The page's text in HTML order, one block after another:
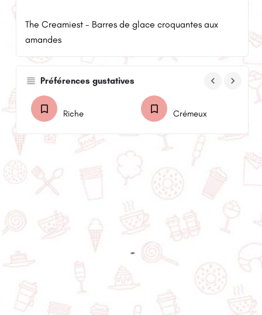
The Creamiest - Barres de glace croquantes aux
amandes
Préférences gustatives keyboard_arrow_left keyboard_arrow_right
Riche Crémeux